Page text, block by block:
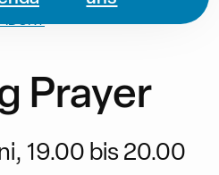
Prayer
19.00 bis 20.00